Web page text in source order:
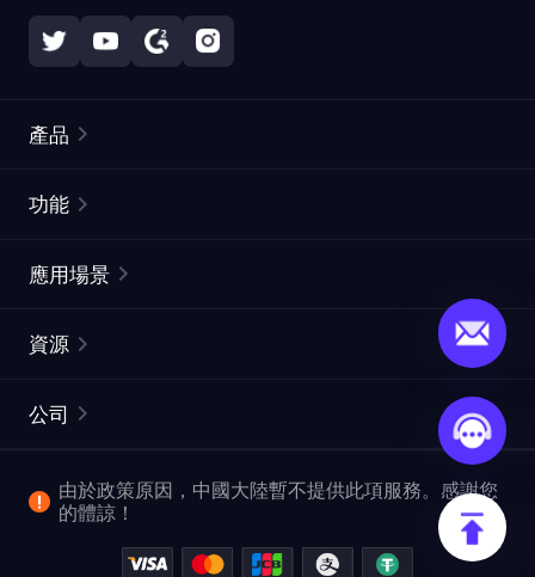
產品
靜態住宅代理
網頁擷取 API
視頻下載 API
功能
ISP代理
ProxySite
應用場景
市場研究
爬行和索引
查看所有使用案例
資源
常見問題解答
位置
公司
企業服務
反洗錢合規計劃
由於政策原因，中國大陸暫不提供此項服務。感謝您
的體諒！